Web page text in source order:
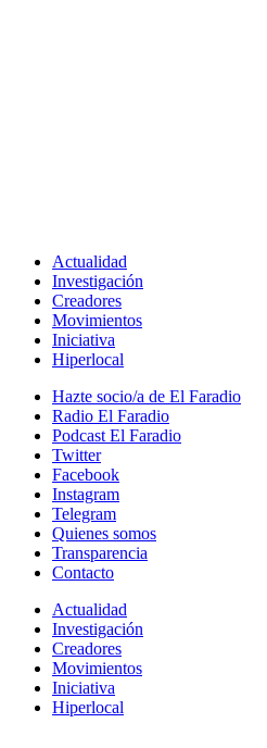
Actualidad
Investigación
Creadores
Movimientos
Iniciativa
Hiperlocal
Hazte socio/a de El Faradio
Radio El Faradio
Podcast El Faradio
Twitter
Facebook
Instagram
Telegram
Quienes somos
Transparencia
Contacto
Actualidad
Investigación
Creadores
Movimientos
Iniciativa
Hiperlocal